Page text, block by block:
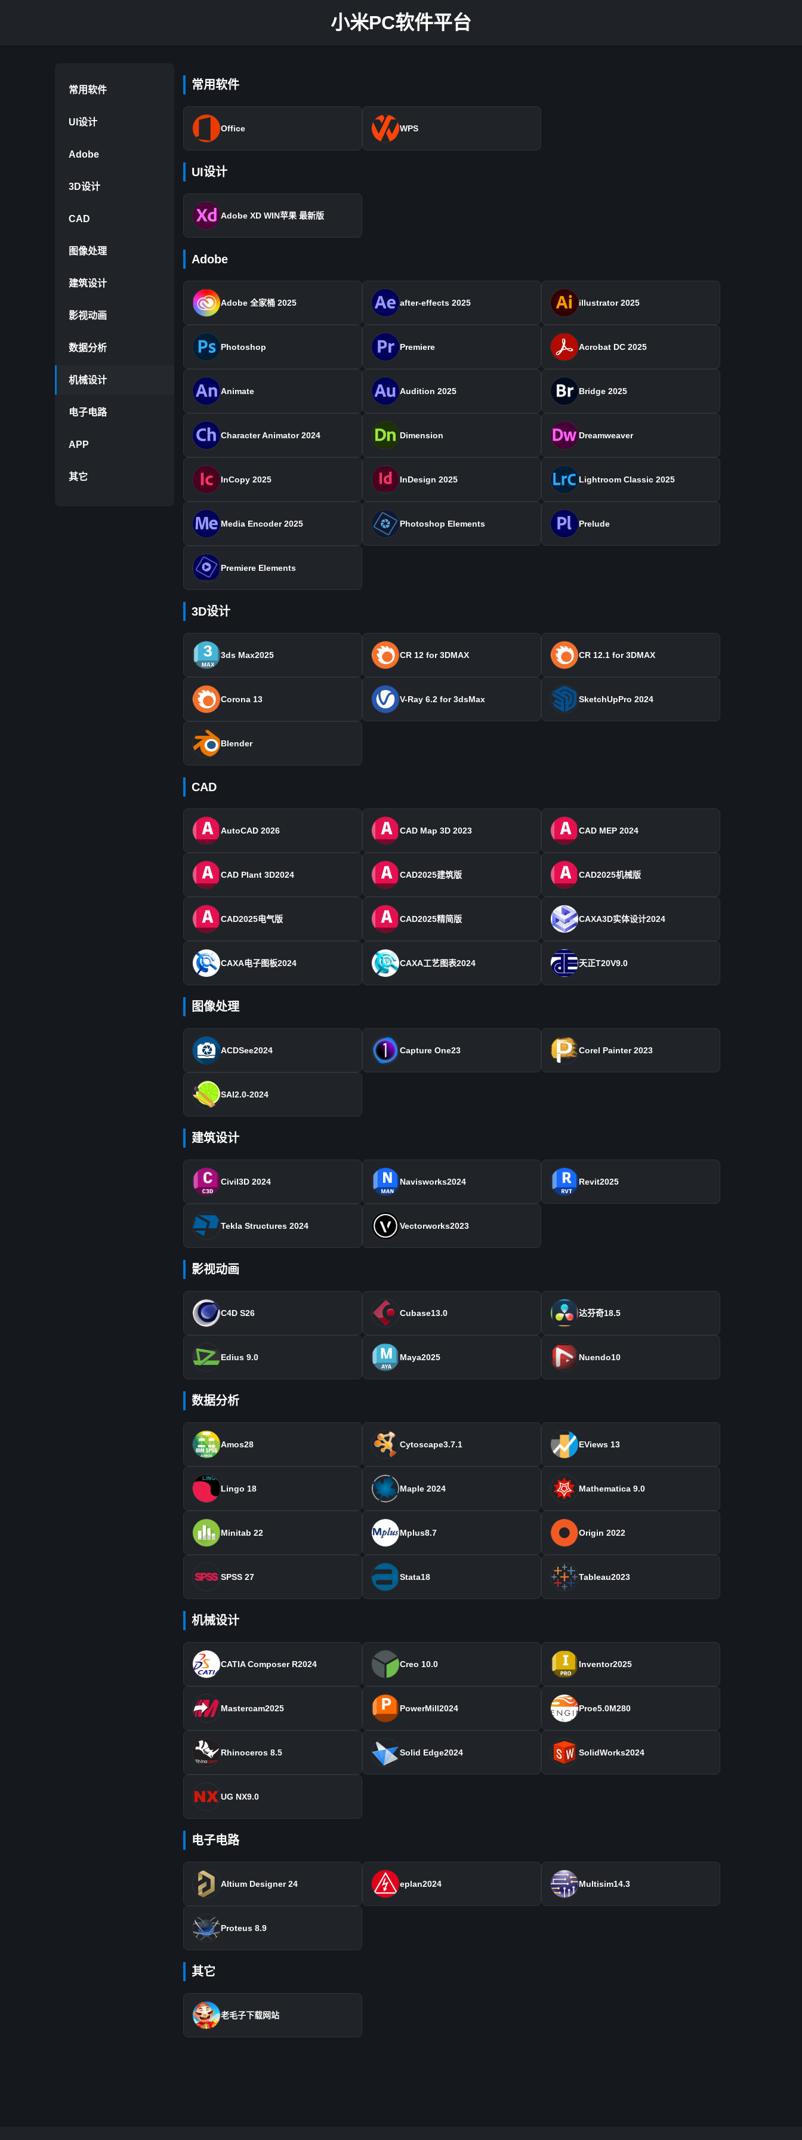
小米PC软件平台
常用软件
UI设计
Adobe
3D设计
CAD
图像处理
建筑设计
影视动画
数据分析
机械设计
电子电路
APP
其它
常用软件
Office WPS
UI设计
Adobe XD WIN苹果 最新版
Adobe
Adobe 全家桶 2025 after-effects 2025 illustrator 2025
Photoshop Premiere Acrobat DC 2025
Animate Audition 2025 Bridge 2025
Character Animator 2024 Dimension Dreamweaver
InCopy 2025 InDesign 2025 Lightroom Classic 2025
Media Encoder 2025 Photoshop Elements Prelude
Premiere Elements
3D设计
3ds Max2025 CR 12 for 3DMAX CR 12.1 for 3DMAX
Corona 13 V-Ray 6.2 for 3dsMax SketchUpPro 2024
Blender
CAD
AutoCAD 2026 CAD Map 3D 2023 CAD MEP 2024
CAD Plant 3D2024 CAD2025建筑版 CAD2025机械版
CAD2025电气版 CAD2025精简版 CAXA3D实体设计2024
CAXA电子图板2024 CAXA工艺图表2024 天正T20V9.0
图像处理
ACDSee2024 Capture One23 Corel Painter 2023
SAI2.0-2024
建筑设计
Civil3D 2024 Navisworks2024 Revit2025
Tekla Structures 2024 Vectorworks2023
影视动画
C4D S26 Cubase13.0 达芬奇18.5
Edius 9.0 Maya2025 Nuendo10
数据分析
Amos28 Cytoscape3.7.1 EViews 13
Lingo 18 Maple 2024 Mathematica 9.0
Minitab 22 Mplus8.7 Origin 2022
SPSS 27 Stata18 Tableau2023
机械设计
CATIA Composer R2024 Creo 10.0 Inventor2025
Mastercam2025 PowerMill2024 Proe5.0M280
Rhinoceros 8.5 Solid Edge2024 SolidWorks2024
UG NX9.0
电子电路
Altium Designer 24 eplan2024 Multisim14.3
Proteus 8.9
其它
老毛子下载网站